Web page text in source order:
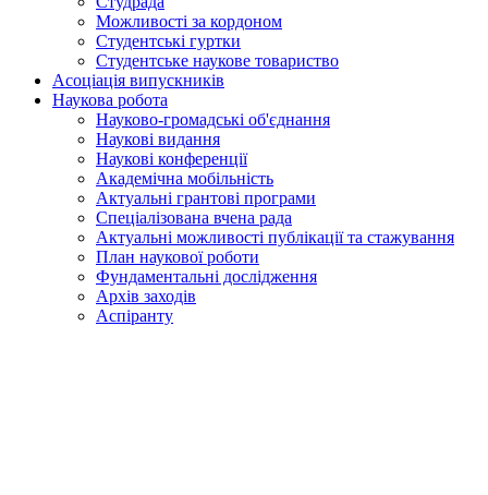
Можливості за кордоном
Студентські гуртки
Студентське наукове товариство
Асоціація випускників
Наукова робота
Науково-громадські об'єднання
Наукові видання
Наукові конференції
Академічна мобільність
Актуальні грантові програми
Спеціалізована вчена рада
Актуальні можливості публікації та стажування
План наукової роботи
Фундаментальні дослідження
Архів заходів
Аспіранту